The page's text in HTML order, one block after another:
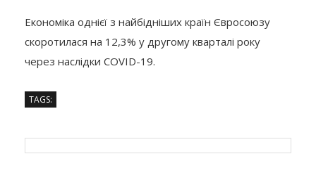
Економіка однієї з найбідніших країн Євросоюзу
скоротилася на 12,3% у другому кварталі року
через наслідки COVID-19.
TAGS: